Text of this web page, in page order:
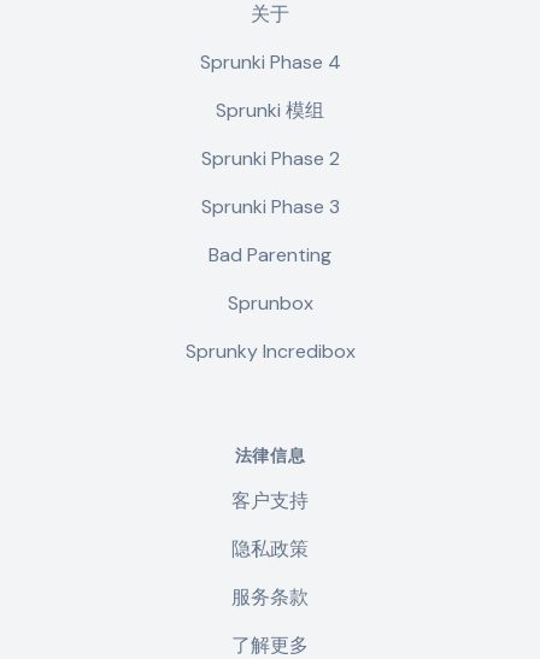
关于
Sprunki Phase 4
Sprunki 模组
Sprunki Phase 2
Sprunki Phase 3
Bad Parenting
Sprunbox
Sprunky Incredibox
法律信息
客户支持
隐私政策
服务条款
了解更多